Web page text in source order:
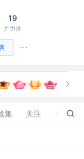
19
掘力值
集 关注 152